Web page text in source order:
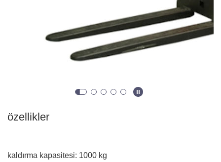
özellikler
kaldırma kapasitesi: 1000 kg